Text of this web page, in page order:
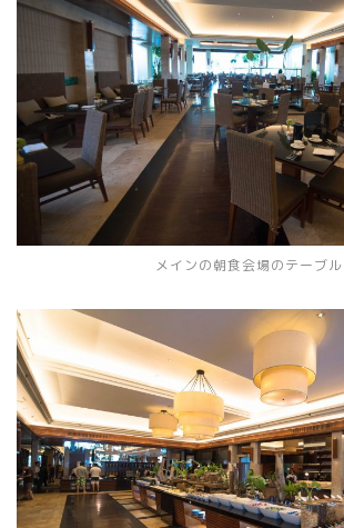
メインの朝食会場のテーブル